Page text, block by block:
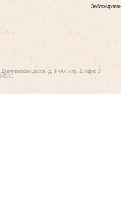
Дмитровское шоссе, д. 9 «А», стр. 2, офис 3
5171